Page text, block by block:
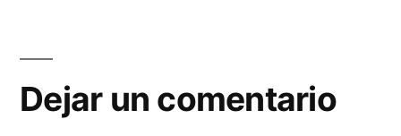
Dejar un comentario